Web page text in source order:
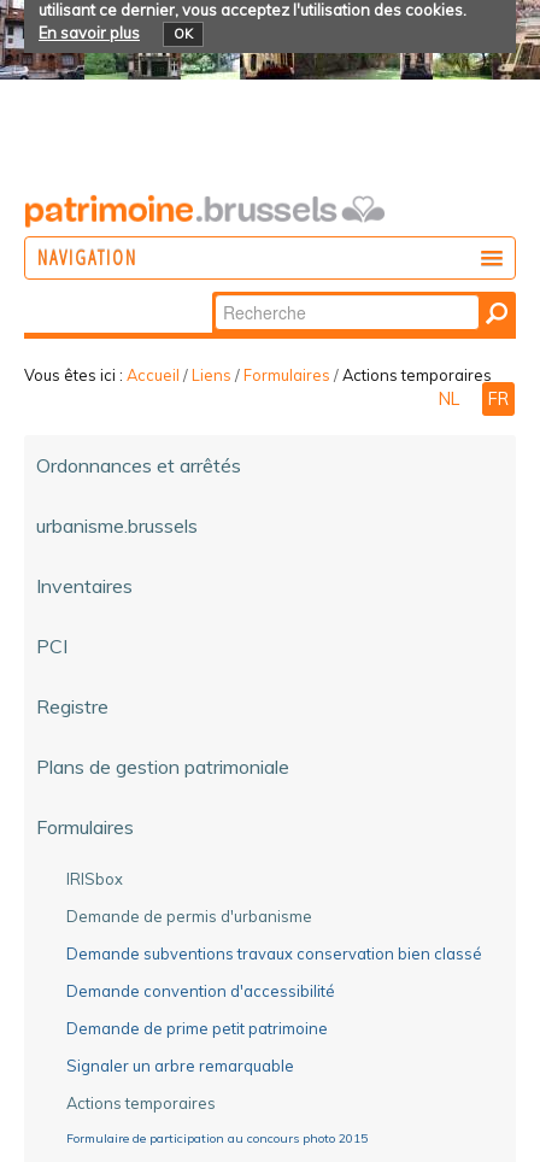
utilisant ce dernier, vous acceptez l'utilisation des cookies.
En savoir plus
OK
NAVIGATION
Chercher par
Recherche
avancée…
Vous êtes ici : Accueil /Liens /Formulaires /Actions temporaires
NL FR
Ordonnances et arrêtés
urbanisme.brussels
Inventaires
PCI
Registre
Plans de gestion patrimoniale
Formulaires
IRISbox
Demande de permis d'urbanisme
Demande subventions travaux conservation bien classé
Demande convention d'accessibilité
Demande de prime petit patrimoine
Signaler un arbre remarquable
Actions temporaires
Formulaire de participation au concours photo 2015